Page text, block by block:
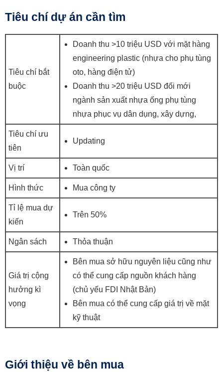
Tiêu chí dự án cần tìm
Tiêu chí bắt
buộc
Doanh thu >10 triệu USD với mặt hàng
engineering plastic (nhựa cho phụ tùng
oto, hàng điện tử)
Doanh thu >20 triệu USD đối mới
ngành sản xuất nhựa ống phụ tùng
nhựa phục vụ dân dụng, xây dựng,
Tiêu chí ưu
tiên
Updating
Vị trí Toàn quốc
Hình thức Mua công ty
Tỉ lệ mua dự
kiến
Trên 50%
Ngân sách Thỏa thuận
Giá trị cộng
hưởng kì
vọng
Bên mua sở hữu nguyên liệu cũng như
có thể cung cấp nguồn khách hàng
(chủ yếu FDI Nhật Bản)
Bên mua có thể cung cấp giá trị về mặt
kỹ thuật
Giới thiệu về bên mua